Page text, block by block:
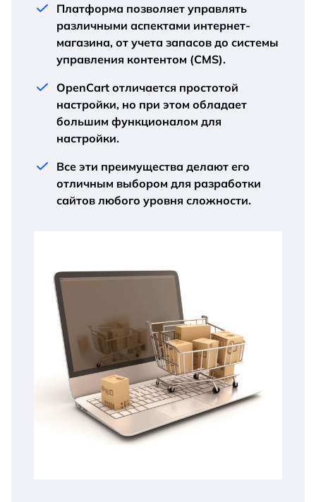
Платформа позволяет управлять
различными аспектами интернет-
магазина, от учета запасов до системы
управления контентом (CMS).
OpenCart отличается простотой
настройки, но при этом обладает
большим функционалом для
настройки.
Все эти преимущества делают его
отличным выбором для разработки
сайтов любого уровня сложности.